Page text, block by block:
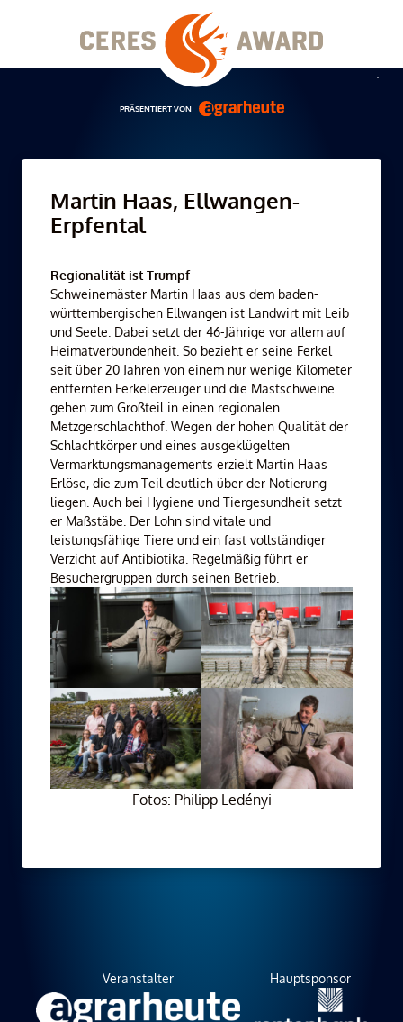
PRÄSENTIERT VON
Martin Haas, Ellwangen-
Erpfental
Regionalität ist Trumpf
Schweinemäster Martin Haas aus dem baden-
württembergischen Ellwangen ist Landwirt mit Leib
und Seele. Dabei setzt der 46-Jährige vor allem auf
Heimatverbundenheit. So bezieht er seine Ferkel
seit über 20 Jahren von einem nur wenige Kilometer
entfernten Ferkelerzeuger und die Mastschweine
gehen zum Großteil in einen regionalen
Metzgerschlachthof. Wegen der hohen Qualität der
Schlachtkörper und eines ausgeklügelten
Vermarktungsmanagements erzielt Martin Haas
Erlöse, die zum Teil deutlich über der Notierung
liegen. Auch bei Hygiene und Tiergesundheit setzt
er Maßstäbe. Der Lohn sind vitale und
leistungsfähige Tiere und ein fast vollständiger
Verzicht auf Antibiotika. Regelmäßig führt er
Besuchergruppen durch seinen Betrieb.
Fotos: Philipp Ledényi
Veranstalter Hauptsponsor